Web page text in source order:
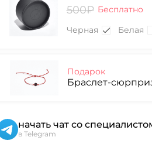
500₽ Бесплатно
Черная
Белая
Подарок
Браслет-
начать чат со
в Telegram